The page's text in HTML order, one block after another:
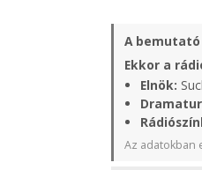
A
Ekkor a
Elnök:
Az adatokban